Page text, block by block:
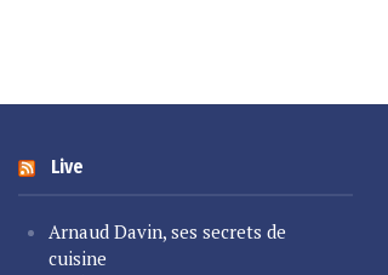
Live
Arnaud Davin, ses secrets de
cuisine